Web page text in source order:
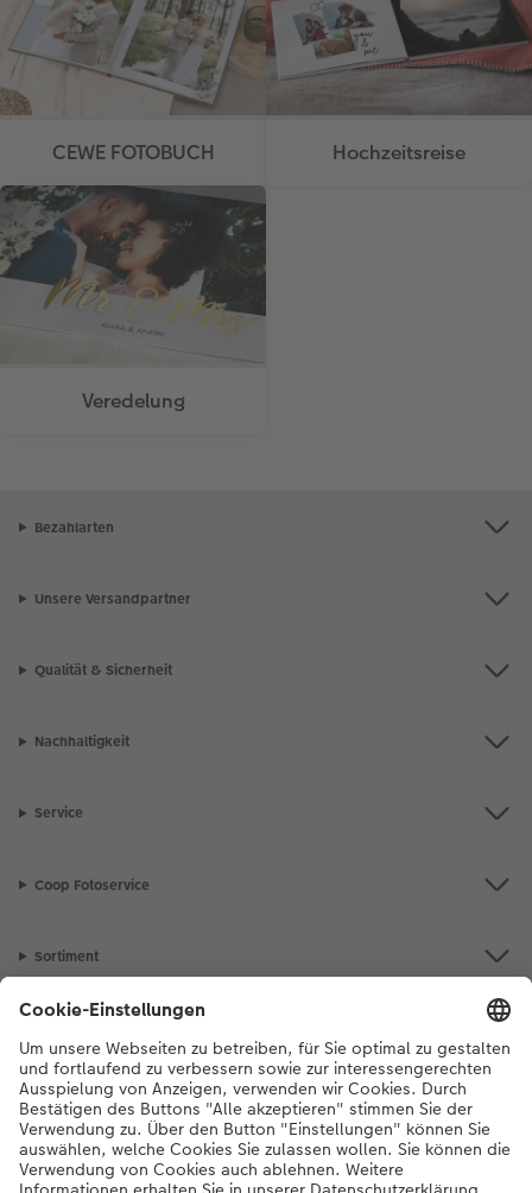
CEWE FOTOBUCH Hochzeitsreise
Veredelung
Bezahlarten
Unsere Versandpartner
Qualität & Sicherheit
Nachhaltigkeit
Service
Coop Fotoservice
Sortiment
Bei Fragen zu Produkten oder der Bestellung können Sie uns gerne von
Montag bis Samstag von 8:00 – 20:00 Uhr und Sonntag von 10:00 –
20:00 Uhr (gesetzliche Feiertage ausgenommen) unter der
Telefonnummer044 499 10 36kontaktieren.